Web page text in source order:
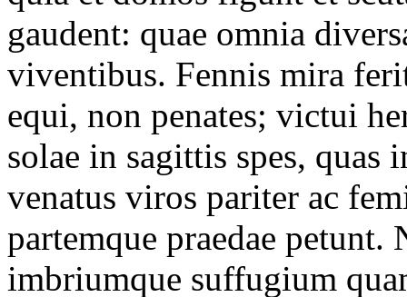
gaudent: quae omnia
viventibus. Fennis mira
equi, non penates; victui
solae in sagittis spes, quas
venatus viros pariter ac
partemque praedae
imbriumque suffugium